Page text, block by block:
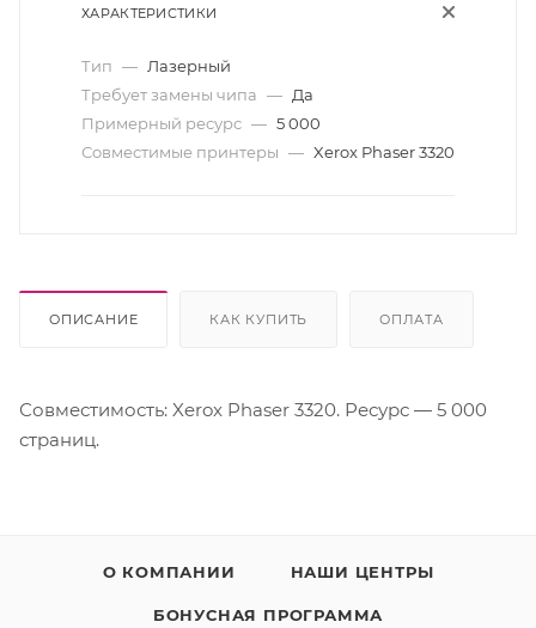
ХАРАКТЕРИСТИКИ
Тип — Лазерный
Требует замены чипа — Да
Примерный ресурс — 5 000
Совместимые принтеры — Xerox Phaser 3320
ОПИСАНИЕ КАК КУПИТЬ ОПЛАТА
Совместимость: Xerox Phaser 3320. Ресурс — 5 000
страниц.
О КОМПАНИИ НАШИ ЦЕНТРЫ
БОНУСНАЯ ПРОГРАММА